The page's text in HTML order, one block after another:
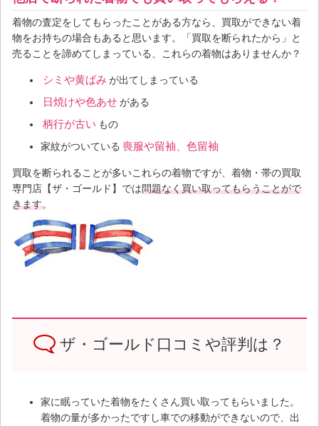
着物の査定をしてもらったことがある方なら、買取ができない着
物をお持ちの場合もあると思います。「買取を断られたから」と
売ることを諦めてしまっている、これらの着物はありませんか？
シミや黄ばみ が出てしまっている
日焼けや色あせがある
柄行が古い もの
家紋がついている 喪服や留袖、色留袖
買取を断られることが多いこれらの着物ですが、着物・帯の買取
専門店【ザ・ゴールド】では問題なく買い取ってもらうことがで
きます。
ザ・ゴールド口コミや評判は？
家に眠っていた着物をたくさん買い取ってもらいました。
着物の量が多かったですし車での移動ができないので、出